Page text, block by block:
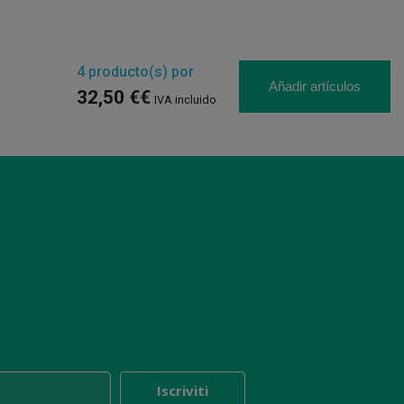
4producto(s) por
32,50 €€ IVA incluido
Añadir artículos